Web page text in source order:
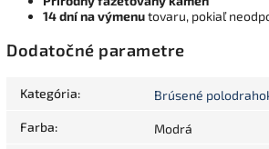
14 dní na výmenutovaru, pokiaľ
Dodatočné parametre
Kategória: Brúsené
Farba: Modrá